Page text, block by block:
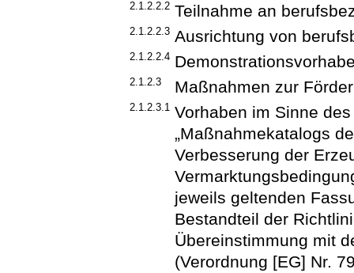
2.1.2.2.2 Teilnahme an
2.1.2.2.3 Ausrichtung von
2.1.2.2.4
2.1.2.3 Maßnahmen zur
2.1.2.3.1 Vorhaben im Sinne
„Maßnahmekatalogs
Verbesserung der
jeweils geltenden
Bestandteil der
Übereinstimmung mit
(Verordnung [EG] Nr.